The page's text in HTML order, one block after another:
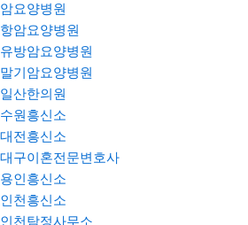
암요양병원
항암요양병원
유방암요양병원
말기암요양병원
일산한의원
수원흥신소
대전흥신소
대구이혼전문변호사
용인흥신소
인천흥신소
인천탐정사무소